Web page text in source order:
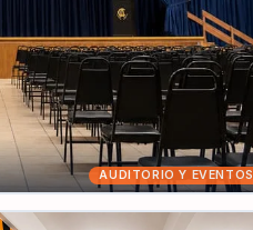
AUDITORIO Y EVENTOS